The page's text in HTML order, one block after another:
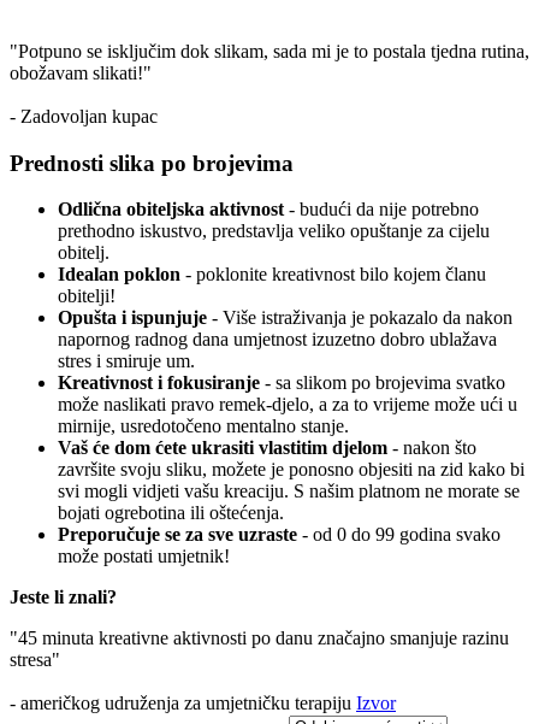
"Potpuno se isključim dok slikam, sada mi je to postala tjedna rutina,
obožavam slikati!"
- Zadovoljan kupac
Prednosti slika po brojevima
Odlična obiteljska aktivnost- budući da nije potrebno
prethodno iskustvo, predstavlja veliko opuštanje za cijelu
obitelj.
Idealan poklon - poklonite kreativnost bilo kojem članu
obitelji!
Opušta i ispunjuje - Više istraživanja je pokazalo da nakon
napornog radnog dana umjetnost izuzetno dobro ublažava
stres i smiruje um.
Kreativnost i fokusiranje - sa slikom po brojevima svatko
može naslikati pravo remek-djelo, a za to vrijeme može ući u
mirnije, usredotočeno mentalno stanje.
Vaš će dom ćete ukrasiti vlastitim djelom - nakon što
završite svoju sliku, možete je ponosno objesiti na zid kako bi
svi mogli vidjeti vašu kreaciju. S našim platnom ne morate se
bojati ogrebotina ili oštećenja.
Preporučuje se za sve uzraste - od 0 do 99 godina svako
može postati umjetnik!
Jeste li znali?
"45 minuta kreativne aktivnosti po danu značajno smanjuje razinu
stresa"
- američkog udruženja za umjetničku terapiju Izvor